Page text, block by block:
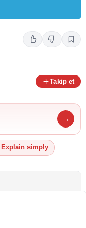
Takip et
→
Explain simply